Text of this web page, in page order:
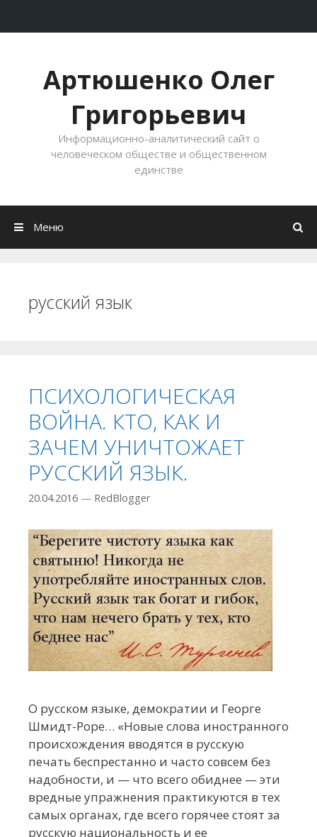
Артюшенко Олег
Григорьевич
Информационно-аналитический сайт о
человеческом обществе и общественном
единстве
Меню
русский язык
ПСИХОЛОГИЧЕСКАЯ
ВОЙНА. КТО, КАК И
ЗАЧЕМ УНИЧТОЖАЕТ
РУССКИЙ ЯЗЫК.
20.04.2016 — RedBlogger
О русском языке, демократии и Георге
Шмидт-Роре… «Новые слова иностранного
происхождения вводятся в русскую
печать беспрестанно и часто совсем без
надобности, и — что всего обиднее — эти
вредные упражнения практикуются в тех
самых органах, где всего горячее стоят за
русскую национальность и ее